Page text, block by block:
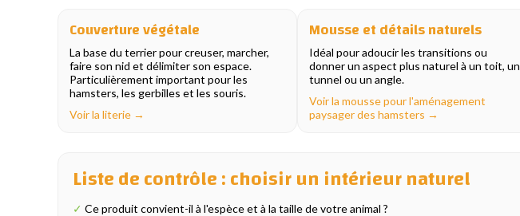
Couverture végétale
La base du terrier pour creuser, marcher,
faire son nid et délimiter son espace.
Particulièrement important pour les
hamsters, les gerbilles et les souris.
Voir la literie →
Mousse et détails naturels
Idéal pour adoucir les transitions ou
donner un aspect plus naturel à un toit, un
tunnel ou un angle.
Voir la mousse pour l'aménagement
paysager des hamsters →
Liste de contrôle : choisir un intérieur naturel
✓ Ce produit convient-il à l'espèce et à la taille de votre animal ?